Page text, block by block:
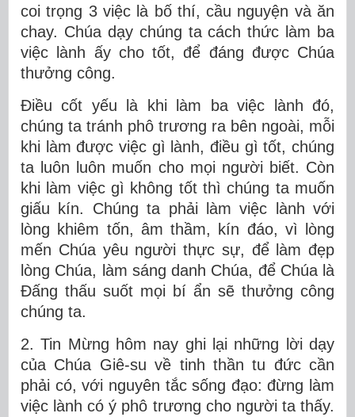
coi trọng 3 việc là bố thí, cầu nguyện và ăn
chay. Chúa dạy chúng ta cách thức làm ba
việc lành ấy cho tốt, để đáng được Chúa
thưởng công.
Điều cốt yếu là khi làm ba việc lành đó,
chúng ta tránh phô trương ra bên ngoài, mỗi
khi làm được việc gì lành, điều gì tốt, chúng
ta luôn luôn muốn cho mọi người biết. Còn
khi làm việc gì không tốt thì chúng ta muốn
giấu kín. Chúng ta phải làm việc lành với
lòng khiêm tốn, âm thầm, kín đáo, vì lòng
mến Chúa yêu người thực sự, để làm đẹp
lòng Chúa, làm sáng danh Chúa, để Chúa là
Đấng thấu suốt mọi bí ẩn sẽ thưởng công
chúng ta.
2. Tin Mừng hôm nay ghi lại những lời dạy
của Chúa Giê-su về tinh thần tu đức cần
phải có, với nguyên tắc sống đạo: đừng làm
việc lành có ý phô trương cho người ta thấy.